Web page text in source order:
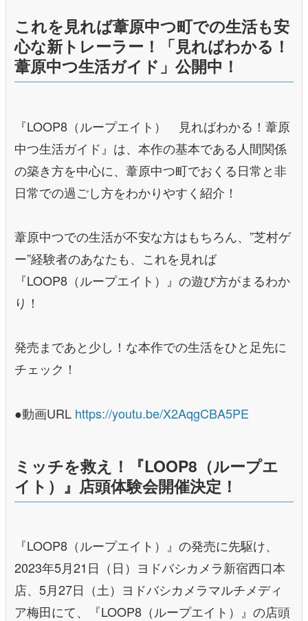
これを見れば葦原中つ町での生活も安
心な新トレーラー！「見ればわかる！
葦原中つ生活ガイド」公開中！
『LOOP8（ループエイト） 見ればわかる！葦原
中つ生活ガイド』は、本作の基本である人間関係
の築き方を中心に、葦原中つ町でおくる日常と非
日常での過ごし方をわかりやすく紹介！
葦原中つでの生活が不安な方はもちろん、”芝村ゲ
ー”経験者のあなたも、これを見れば
『LOOP8（ループエイト）』の遊び方がまるわか
り！
発売まであと少し！な本作での生活をひと足先に
チェック！
●動画URL https://youtu.be/X2AqgCBA5PE
ミッチを救え！『LOOP8（ループエ
イト）』店頭体験会開催決定！
『LOOP8（ループエイト）』の発売に先駆け、
2023年5月21日（日）ヨドバシカメラ新宿西口本
店、5月27日（土）ヨドバシカメラマルチメディ
ア梅田にて、『LOOP8（ループエイト）』の店頭